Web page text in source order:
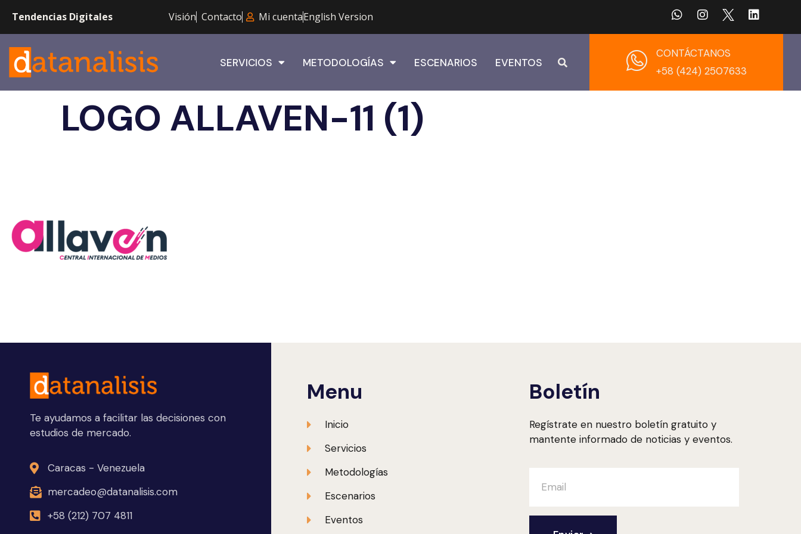
Tendencias Digitales Visión Contacto Mi cuentaEnglish Version
SERVICIOS METODOLOGÍAS ESCENARIOS EVENTOS
CONTÁCTANOS
+58 (424) 2507633
LOGO ALLAVEN-11 (1)
Te ayudamos a facilitar las decisiones con
estudios de mercado.
Caracas - Venezuela
mercadeo@datanalisis.com
+58 (212) 707 4811
Menu
Inicio
Servicios
Metodologías
Escenarios
Eventos
Boletín
Regístrate en nuestro boletín gratuito y
mantente informado de noticias y eventos.